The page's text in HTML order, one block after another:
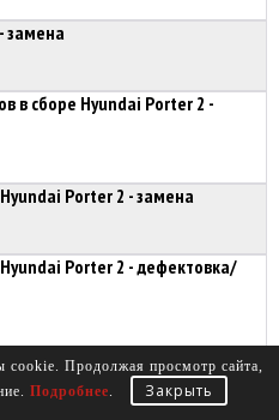
замена
в сборе Hyundai Porter 2 -
Porter 2 - замена
Porter 2 - дефектовка/
Hyundai Porter 2 - снять и
cookie. Продолжая просмотр сайта,
Подробнее. Закрыть